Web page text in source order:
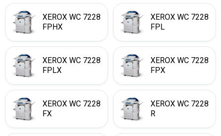
XEROX WC 7228
FPHX
XEROX WC 7228
FPL
XEROX WC 7228
FPLX
XEROX WC 7228
FPX
XEROX WC 7228
FX
XEROX WC 7228
R